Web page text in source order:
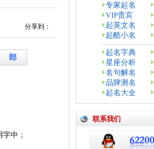
分享到：
郎
中；
专家起名
VIP贵宾
起英文名
起酷小名
起名字典
星座分析
名句解名
品牌测名
起名大全
联系我们